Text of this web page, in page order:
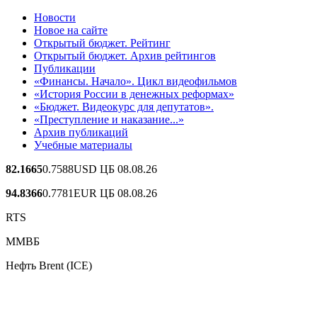
Новости
Новое на сайте
Открытый бюджет. Рейтинг
Открытый бюджет. Архив рейтингов
Публикации
«Финансы. Начало». Цикл видеофильмов
«История России в денежных реформах»
«Бюджет. Видеокурс для депутатов».
«Преступление и наказание...»
Архив публикаций
Учебные материалы
82.16650.7588USD ЦБ 08.08.26
94.83660.7781EUR ЦБ 08.08.26
RTS
ММВБ
Нефть Brent (ICE)